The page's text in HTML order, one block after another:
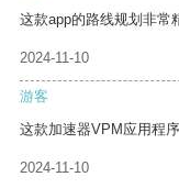
这款app的路线规划非常
2024-11-10
游客
这款加速器VPM应用程
2024-11-10